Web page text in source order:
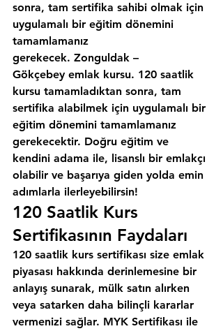
sonra, tam sertifika sahibi olmak için
uygulamalı bir eğitim dönemini
tamamlamanız
gerekecek. Zonguldak –
Gökçebey emlak kursu. 120 saatlik
kursu tamamladıktan sonra, tam
sertifika alabilmek için uygulamalı bir
eğitim dönemini tamamlamanız
gerekecektir. Doğru eğitim ve
kendini adama ile, lisanslı bir emlakçı
olabilir ve başarıya giden yolda emin
adımlarla ilerleyebilirsin!
120 Saatlik Kurs
Sertifikasının Faydaları
120 saatlik kurs sertifikası size emlak
piyasası hakkında derinlemesine bir
anlayış sunarak, mülk satın alırken
veya satarken daha bilinçli kararlar
vermenizi sağlar. MYK Sertifikası ile